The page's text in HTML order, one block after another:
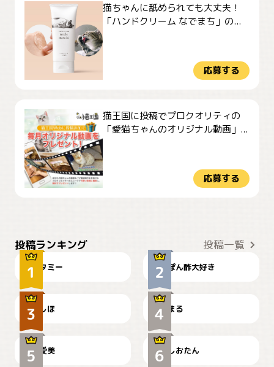
猫ちゃんに舐められても大丈夫！
「ハンドクリーム なでまち」の...
応募する
猫王国に投稿でプロクオリティの
「愛猫ちゃんのオリジナル動画」...
応募する
投稿ランキング 投稿一覧
タミー ぽん酢大好き
お弁当になりたいにゃ😽
しほ
🤦‍♀️
まる
かわいい毛玉つき
爱美
暑い日が続くにゃ
しおたん